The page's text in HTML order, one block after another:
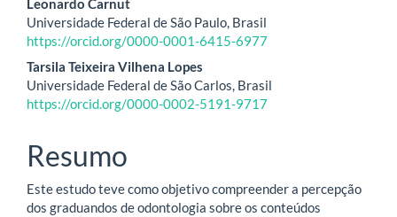
artigo
principal
Leonardo Carnut
Universidade Federal de São Paulo, Brasil
https://orcid.org/0000-0001-6415-6977
Tarsila Teixeira Vilhena Lopes
Universidade Federal de São Carlos, Brasil
https://orcid.org/0000-0002-5191-9717
Resumo
Este estudo teve como objetivo compreender a percepção
dos graduandos de odontologia sobre os conteúdos